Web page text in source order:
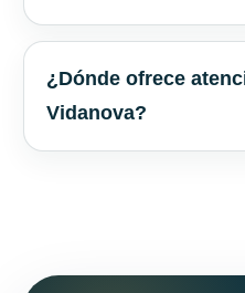
¿Dónde ofrece
Vidanova?